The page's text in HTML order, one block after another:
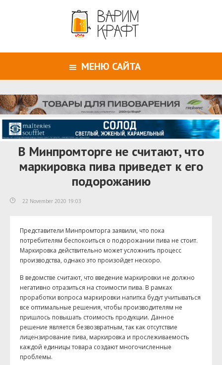
МЕНЮ САЙТА
В Минпромторге не считают, что
маркировка пива приведет к его
подорожанию
22 November 2020 19:03
Представители Минпромторга заявили, что пока
потребителям беспокоиться о подорожании пива не стоит.
Маркировка действительно может усложнить процесс
производства, однако это произойдет нескоро.
В ведомстве считают, что введение маркировки не должно
негативно отразиться на стоимости пива. В рамках
проработки вопроса маркировки напитка будут учитываться
все оптимальные решения, чтобы производителям не
пришлось повышать стоимость продукции. Данное
решение является безвозвратным, так как отсутствие
лицензирование пива, маркировка и прослеживаемость
каждой единицы товара создают многочисленные
проблемы.